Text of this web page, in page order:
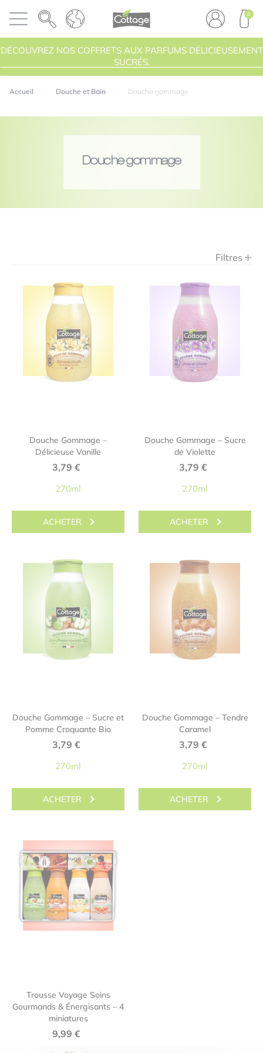
Ouvrir le menu COTTAGE 0
DÉCOUVREZ NOS COFFRETS AUX PARFUMS DÉLICIEUSEMENT
SUCRÉS.
Accueil Douche et Bain Douche gommage
Douche gommage
Filtres
Douche Gommage –
Délicieuse Vanille
3,79 €
270ml
ACHETER
Douche Gommage – Sucre
de Violette
3,79 €
270ml
ACHETER
Douche Gommage – Sucre et
Pomme Croquante Bio
3,79 €
270ml
ACHETER
Douche Gommage – Tendre
Caramel
3,79 €
270ml
ACHETER
Trousse Voyage Soins
Gourmands & Énergisants – 4
miniatures
9,99 €